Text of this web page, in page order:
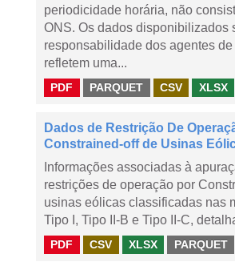
periodicidade horária, não
ONS. Os dados disponibilizados
responsabilidade dos agentes
refletem uma...
PDF PARQUET CSV XLSX
Dados de Restrição De
Constrained-off de Usinas
Informações associadas à
restrições de operação por
usinas eólicas classificadas nas
Tipo I, Tipo II-B e Tipo II-C,
PDF CSV XLSX PARQUET